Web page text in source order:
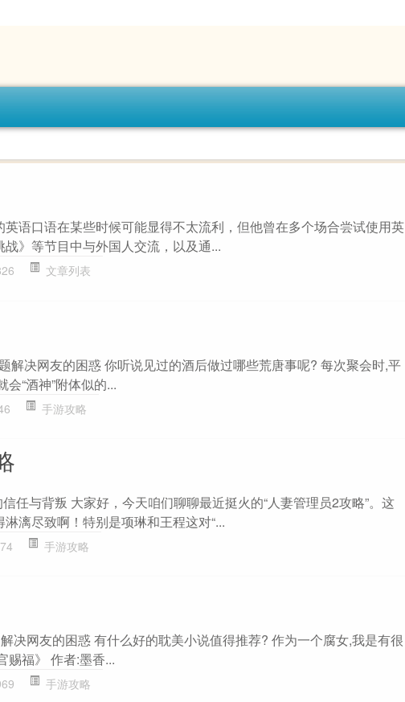
语口语在某些时候可能显得不太流利，但他曾在多个场合尝试使用英
》等节目中与外国人交流，以及通...
文章列表
解决网友的困惑 你听说见过的酒后做过哪些荒唐事呢? 每次聚会时,平
“酒神”附体似的...
手游攻略
任与背叛 大家好，今天咱们聊聊最近挺火的“人妻管理员2攻略”。这
漓尽致啊！特别是项琳和王程这对“...
手游攻略
决网友的困惑 有什么好的耽美小说值得推荐? 作为一个腐女,我是有很
赐福》 作者:墨香...
手游攻略